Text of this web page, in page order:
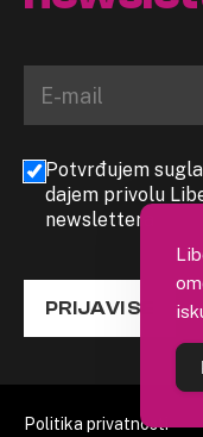
Potvrđujem
dajem privolu
newslettera
PRIJAVI SE
Politika privatnosti